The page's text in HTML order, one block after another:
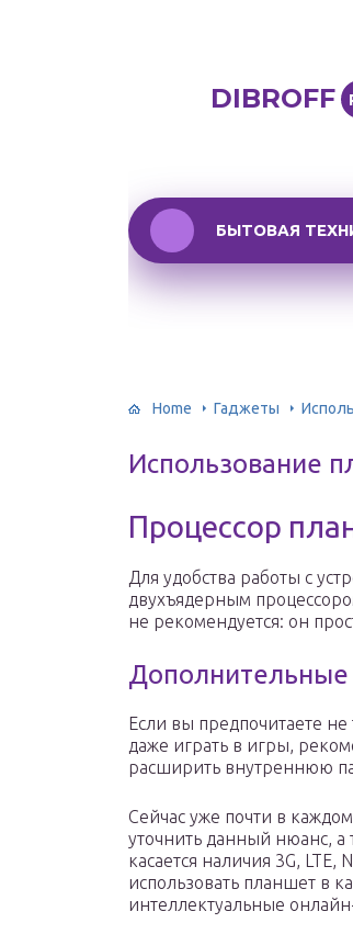
DIBROFF
БЫТОВАЯ
Home Гаджеты
Использование
Процессор
Для удобства работы с
двухъядерным
не рекомендуется: он
Если вы предпочитаете
даже играть в игры,
расширить внутреннюю
Сейчас уже почти в
уточнить данный нюанс, а
касается наличия 3G,
использовать планшет в
интеллектуальные